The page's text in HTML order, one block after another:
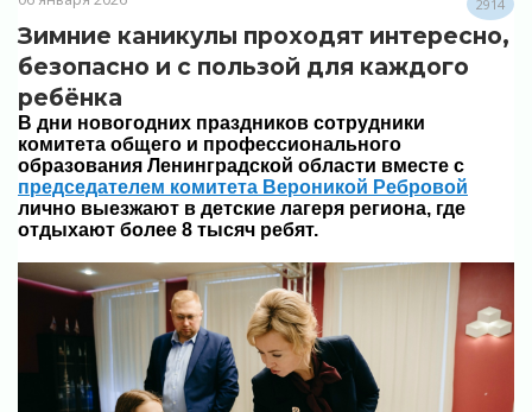
2914
Зимние каникулы проходят интересно,
безопасно и с пользой для каждого
ребёнка
В дни новогодних праздников сотрудники
комитета общего и профессионального
образования Ленинградской области вместе с
председателем комитета Вероникой Ребровой
лично выезжают в детские лагеря региона, где
отдыхают более 8 тысяч ребят.